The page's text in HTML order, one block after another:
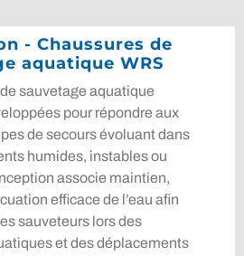
- Chaussures de
aquatique WRS
sauvetage aquatique
pour répondre aux
de secours évoluant dans
humides, instables ou
associe maintien,
efficace de l’eau afin
sauveteurs lors des
et des déplacements